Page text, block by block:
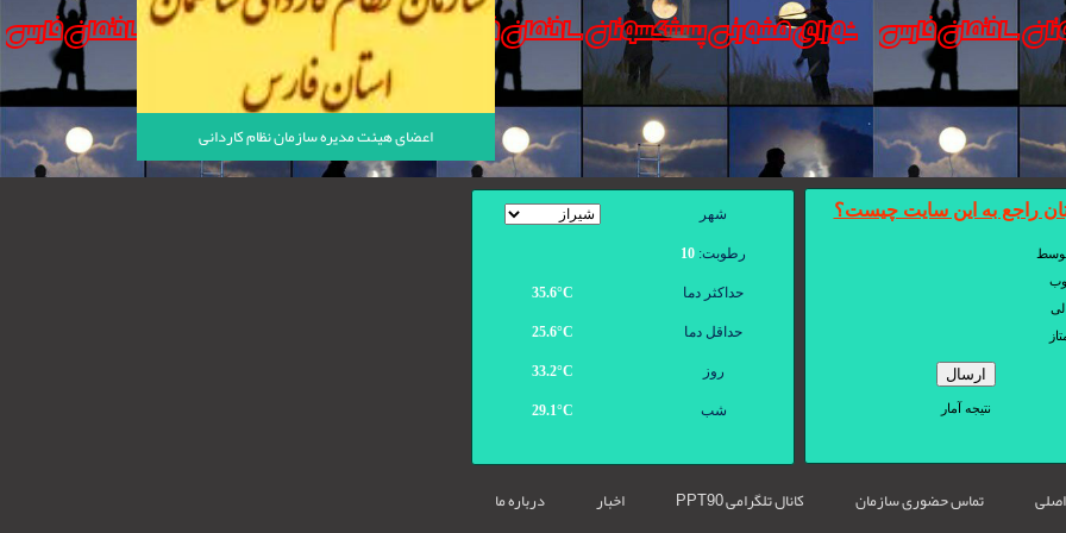
اعضای هیئت مدیره سازمان نظام کاردانی
شهر
رطوبت: 10
حداکثر دما 35.6°С
حداقل دما 25.6°С
روز 33.2°С
شب 29.1°С
تماس حضوری سازمان کانال تلگرامی PPT90 اخبار درباره ما